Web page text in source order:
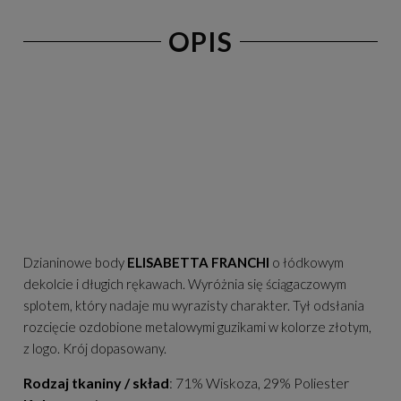
OPIS
Dzianinowe body ELISABETTA FRANCHI o łódkowym
dekolcie i długich rękawach. Wyróżnia się ściągaczowym
splotem, który nadaje mu wyrazisty charakter. Tył odsłania
rozcięcie ozdobione metalowymi guzikami w kolorze złotym,
z logo. Krój dopasowany.
Rodzaj tkaniny / skład: 71% Wiskoza, 29% Poliester